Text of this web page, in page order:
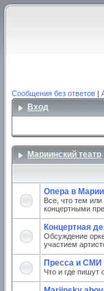
Сообщения без ответов |
Вход
Мариинский театр
Опера в
Все, что тем
концертными
Концертная
Обсуждение
участием
Пресса и СМИ
Что и где пишут